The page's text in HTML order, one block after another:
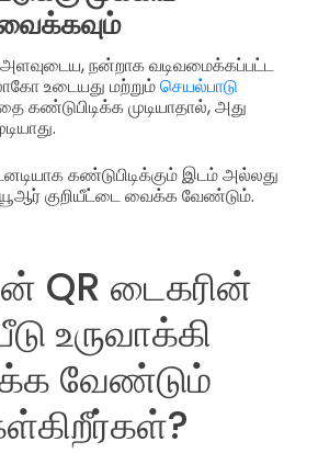
நன்றாக வடிவமைக்கப்பட்ட
உடையது மற்றும்செயல்பாடு
கண்டுபிடிக்க முடியாதால், அது
கண்டுபிடிக்கும் இடம் அல்லது
குறியீட்டை வைக்க வேண்டும்.
QR டைகரின்
உருவாக்கி
வேண்டும்